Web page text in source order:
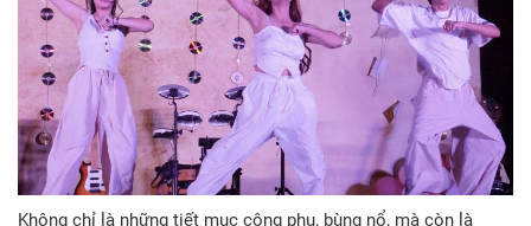
Không chỉ là những tiết mục công phu, bùng nổ, mà còn là